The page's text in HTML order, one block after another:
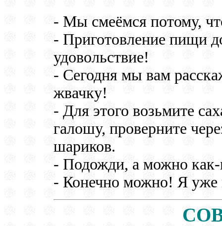
- Мы смеёмся потому,
- Приготовление пищи
удовольствие!
- Сегодня мы вам
жвачку!
- Для этого возьмите
галошу, проверните
шариков.
- Подожди, а можно как-
- Конечно можно! Я уже